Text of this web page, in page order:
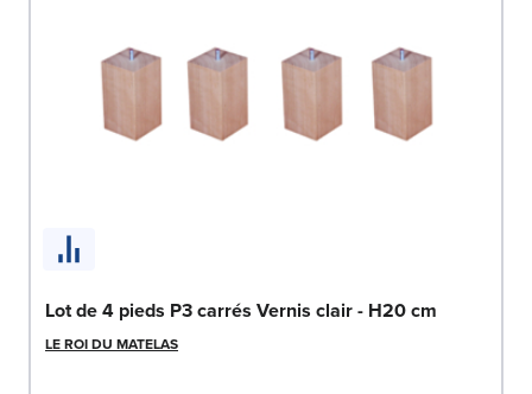
Lot de 4 pieds P3 carrés Vernis clair - H20 cm
LE ROI DU MATELAS